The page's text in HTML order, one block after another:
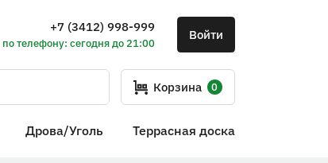
+7 (3412) 998-999
по телефону: сегодня до 21:00
Войти
Корзина 0
Дрова/Уголь Террасная доска